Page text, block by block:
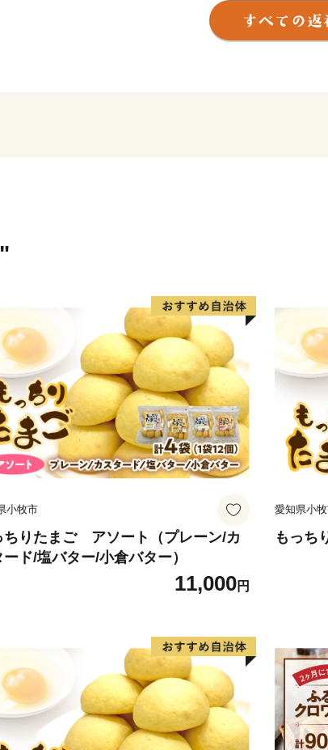
温暖な気候を活かして生産され
木成り八朔などの柑橘類のほか
などの海産物も豊富で、山の幸
小牧市
ちりたまご アソート（プレーン/カ
ード/塩バター/小倉バター）
11,000円
愛知県小
もっち